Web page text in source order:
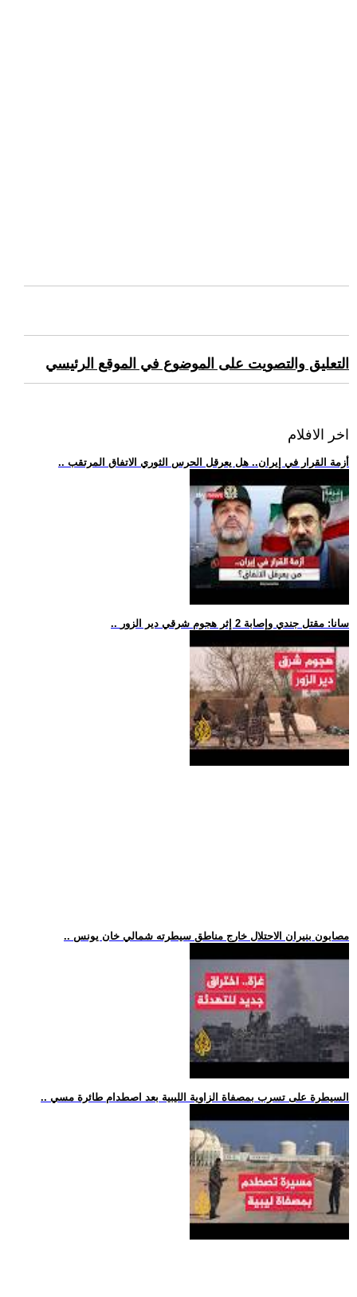
التعليق والتصويت على الموضوع في الموقع الرئيسي
اخر الافلام
.. أزمة القرار في إيران.. هل يعرقل الحرس الثوري الاتفاق المرتقب
.. سانا: مقتل جندي وإصابة 2 إثر هجوم شرقي دير الزور
.. مصابون بنيران الاحتلال خارج مناطق سيطرته شمالي خان يونس
.. السيطرة على تسرب بمصفاة الزاوية الليبية بعد اصطدام طائرة مسي